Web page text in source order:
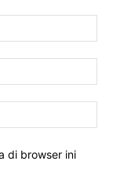
di browser ini